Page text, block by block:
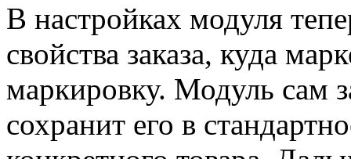
В настройках модуля
свойства заказа, куда
маркировку. Модуль сам
сохранит его в